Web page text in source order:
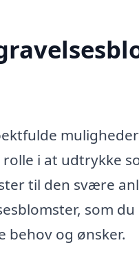
i at udtrykke
til den svære
som
behov og ønsker.